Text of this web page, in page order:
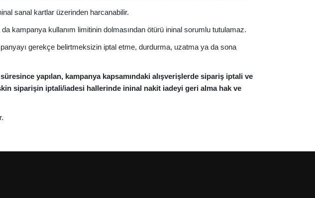
sanal kartlar üzerinden harcanabilir.
kampanya kullanım limitinin dolmasından ötürü ininal sorumlu tutulamaz.
gerekçe belirtmeksizin iptal etme, durdurma, uzatma ya da sona
yapılan, kampanya kapsamındaki alışverişlerde sipariş iptali ve
siparişin iptali/iadesi hallerinde ininal nakit iadeyi geri alma hak ve